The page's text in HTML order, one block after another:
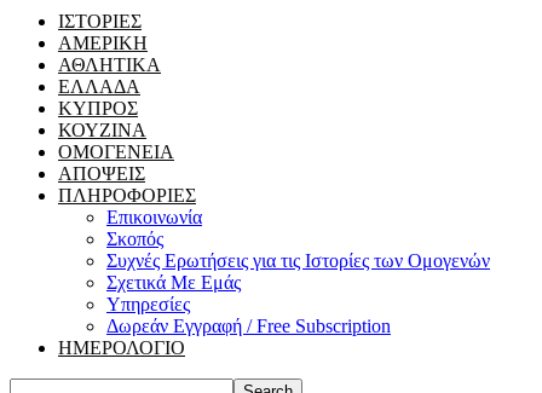
ΙΣΤΟΡΙΕΣ
ΑΜΕΡΙΚΗ
ΑΘΛΗΤΙΚΑ
ΕΛΛΑΔΑ
ΚΥΠΡΟΣ
ΚΟΥΖΙΝΑ
ΟΜΟΓΕΝΕΙΑ
ΑΠΟΨΕΙΣ
ΠΛΗΡΟΦΟΡΙΕΣ
Επικοινωνία
Σκοπός
Συχνές Ερωτήσεις για τις Ιστορίες των Ομογενών
Σχετικά Με Εμάς
Υπηρεσίες
Δωρεάν Εγγραφή / Free Subscription
ΗΜΕΡΟΛΟΓΙΟ